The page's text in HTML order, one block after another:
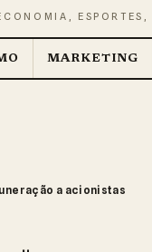
MARKETING
a acionistas